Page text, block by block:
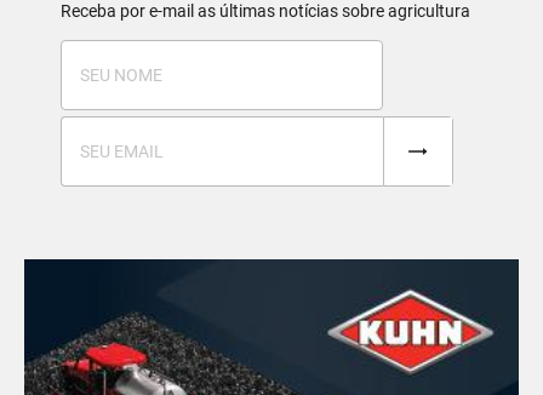
Receba por e-mail as últimas notícias sobre agricultura